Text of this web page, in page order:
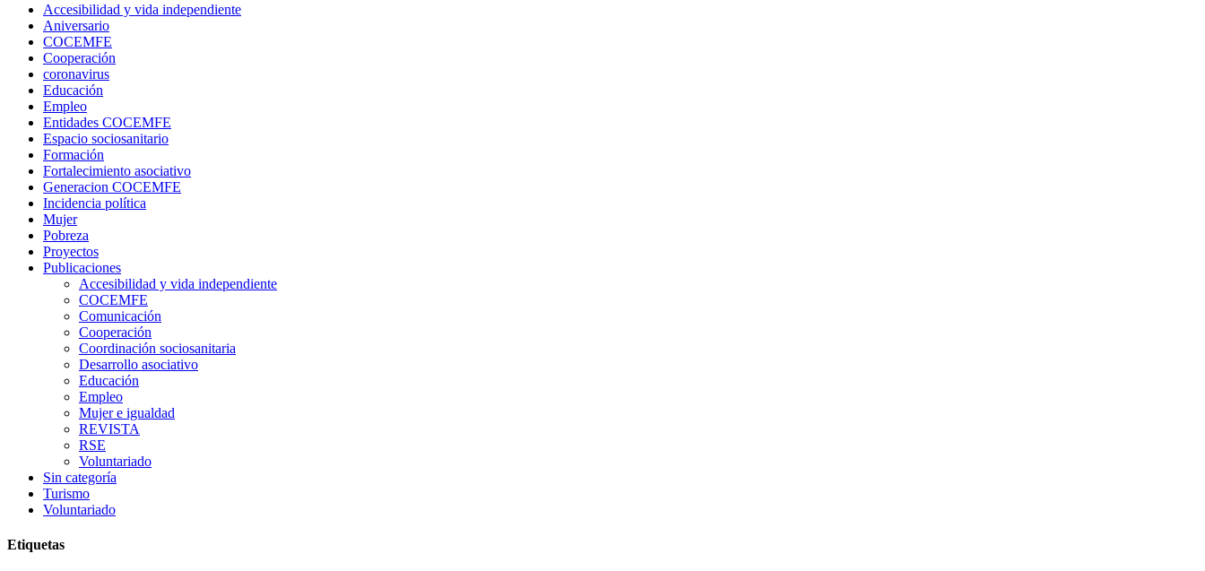
Accesibilidad y vida independiente
Aniversario
COCEMFE
Cooperación
coronavirus
Educación
Empleo
Entidades COCEMFE
Espacio sociosanitario
Formación
Fortalecimiento asociativo
Generacion COCEMFE
Incidencia política
Mujer
Pobreza
Proyectos
Publicaciones
Accesibilidad y vida independiente
COCEMFE
Comunicación
Cooperación
Coordinación sociosanitaria
Desarrollo asociativo
Educación
Empleo
Mujer e igualdad
REVISTA
RSE
Voluntariado
Sin categoría
Turismo
Voluntariado
Etiquetas